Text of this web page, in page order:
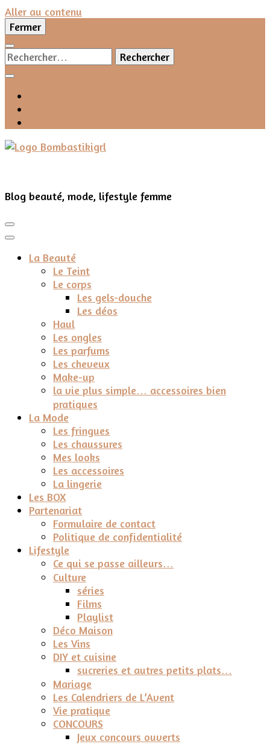
Aller au contenu
Fermer
Rechercher :
Blog beauté, mode, lifestyle femme
La Beauté
Le Teint
Le corps
Les gels-douche
Les déos
Haul
Les ongles
Les parfums
Les cheveux
Make-up
la vie plus simple… accessoires bien
pratiques
La Mode
Les fringues
Les chaussures
Mes looks
Les accessoires
La lingerie
Les BOX
Partenariat
Formulaire de contact
Politique de confidentialité
Lifestyle
Ce qui se passe ailleurs…
Culture
séries
Films
Playlist
Déco Maison
Les Vins
DIY et cuisine
sucreries et autres petits plats…
Mariage
Les Calendriers de L’Avent
Vie pratique
CONCOURS
Jeux concours ouverts